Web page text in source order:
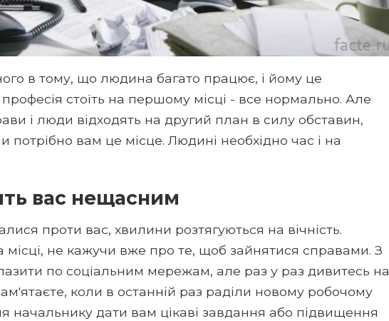
в тому, що людина багато працює, і йому це
стоїть на першому місці - все нормально. Але
і люди відходять на другий план в силу обставин,
потрібно вам це місце. Людині необхідно час і на
вас нещасним
проти вас, хвилини розтягуються на вічність.
місці, не кажучи вже про те, щоб зайнятися справами. З
по соціальним мережам, але раз у раз дивитесь на
коли в останній раз раділи новому робочому
начальнику дати вам цікаві завдання або підвищення